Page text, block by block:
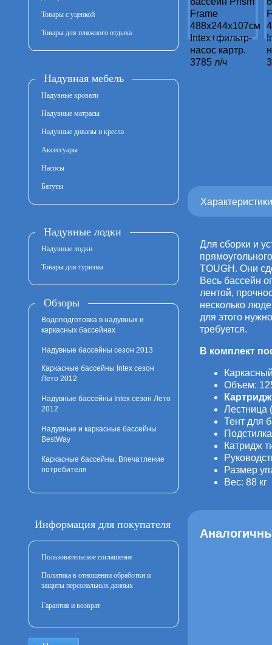
Товары с уценкой
Товары для пляжного отдыха
Надувная мебель
Надувные кровати
Надувные матрасы
Надувные диваны и кресла
Аксессуары
Насосы
Батуты
Надувные лодки
Надувные лодки
Товары для туризма
Обзоры
Водоподготовка в надувных и
каркасных бассейнах
Надувные бассейны сезон 2013
Каркасные бассейны Intex сезон
Лето 2012
Надувные бассейны Intex сезон Лето
2012
Надувные и каркасные бассейны
BestWay
Каркасные бассейны. Впечатление
потребителя
Информация для покупателя
Пользовательское соглашение
Политика в отношении обработки и
защиты персональных данных
Гарантия и возврат
Характеристики
Для сборки и
TOUGH. Они
Весь бассейн
лентой,
несколько
для этого
требуется.
В комплект
Объем:
Лестница
Тент для
Катридж
Размер
Вес: 88 кг